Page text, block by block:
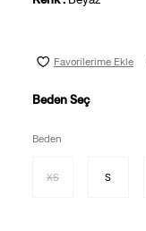
Favorilerime Ekle
Beden Seç
Beden
XS S